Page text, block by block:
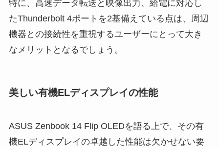
特に、高速データ転送と映像出力、給電に対応し
たThunderbolt 4ポートを2基備えている点は、周辺
機器との接続性を重視するユーザーにとって大き
なメリットとなるでしょう。
美しい有機ELディスプレイの性能
ASUS Zenbook 14 Flip OLEDを語る上で、その有
機ELディスプレイの卓越した性能は欠かせない要